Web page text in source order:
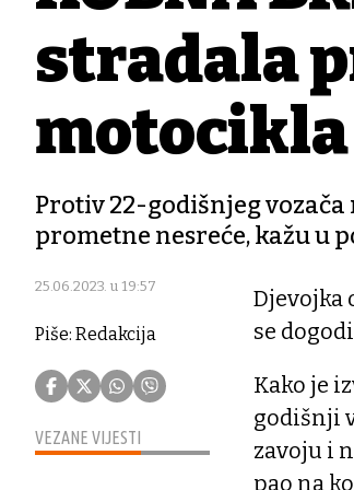
stradala
motocikla
Protiv 22-godišnjeg
prometne nesreće, kažu u
25.06.2023. u 19:57
Piše: Redakcija
VEZANE VIJESTI
Djevojka
se
Kako je
godišnji
zavoju i
pao na